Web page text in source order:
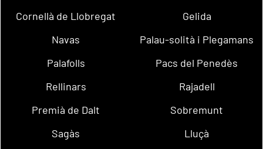
Cornellà de Llobregat
Gelida
Navas
Palau-solità i Plegamans
Palafolls
Pacs del Penedès
Rellinars
Rajadell
Premià de Dalt
Sobremunt
Sagàs
Lluçà